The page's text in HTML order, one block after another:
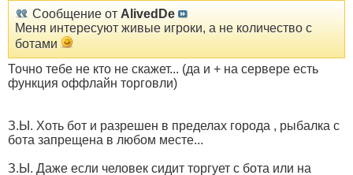
Сообщение от AlivedDe
Меня интересуют живые игроки, а не количество с
ботами
Точно тебе не кто не скажет... (да и + на сервере есть
функция оффлайн торговли)
З.Ы. Хоть бот и разрешен в пределах города , рыбалка с
бота запрещена в любом месте...
З.Ы. Даже если человек сидит торгует с бота или на